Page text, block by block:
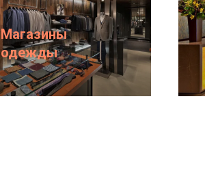
Магазины
одежды